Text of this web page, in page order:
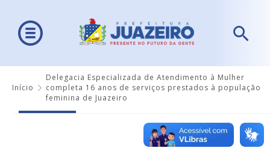
Início
Delegacia Especializada de Atendimento à Mulher
completa 16 anos de serviços prestados à população
feminina de Juazeiro